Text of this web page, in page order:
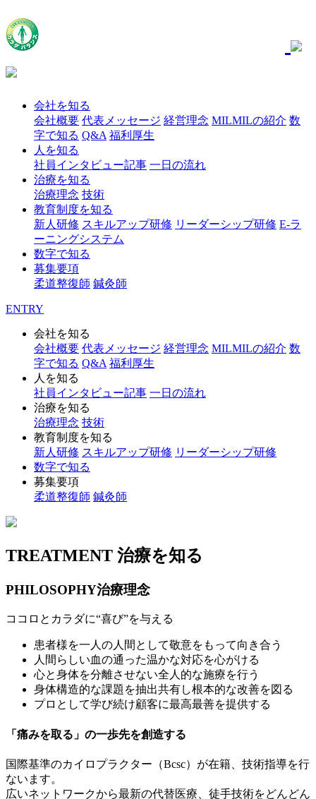
会社を知る
会社概要 代表メッセージ 経営理念 MILMILの紹介 数
字で知る Q&A 福利厚生
人を知る
社員インタビュー記事 一日の流れ
治療を知る
治療理念 技術
教育制度を知る
新人研修 スキルアップ研修 リーダーシップ研修 E-ラ
ーニングシステム
数字で知る
募集要項
柔道整復師 鍼灸師
ENTRY
会社を知る
会社概要 代表メッセージ 経営理念 MILMILの紹介 数
字で知る Q&A 福利厚生
人を知る
社員インタビュー記事 一日の流れ
治療を知る
治療理念 技術
教育制度を知る
新人研修 スキルアップ研修 リーダーシップ研修
数字で知る
募集要項
柔道整復師 鍼灸師
TREATMENT 治療を知る
PHILOSOPHY治療理念
ココロとカラダに“喜び”を与える
患者様を一人の人間として敬意をもって向き合う
人間らしい血の通った温かな対応を心がける
心と身体を分離させない全人的な施療を行う
身体構造的な課題を抽出共有し根本的な改善を図る
プロとして学び続け顧客に最高最善を提供する
「痛みを取る」の一歩先を創造する
国際基準のカイロプラクター（Bcsc）が在籍、技術指導を行
ないます。
広いネットワークから最新の代替医療、徒手技術をどんどん